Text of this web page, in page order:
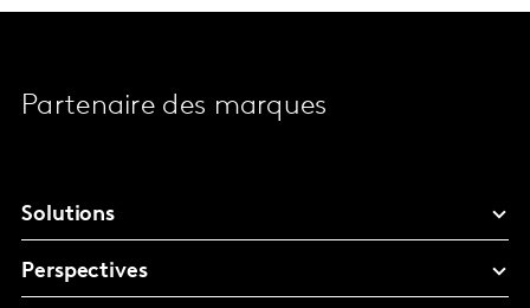
Partenaire des marques
Solutions
Perspectives